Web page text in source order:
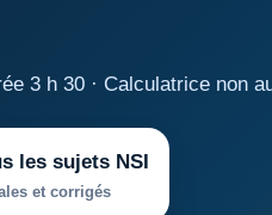
3 h 30 · Calculatrice non
les sujets NSI
et corrigés